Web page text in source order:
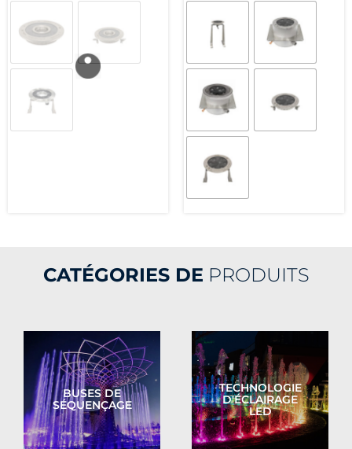
CATÉGORIES DE PRODUITS
BUSES DE
SÉQUENÇAGE
TECHNOLOGIE
D'ÉCLAIRAGE
LED